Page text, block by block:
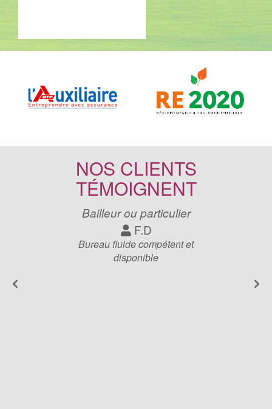
NOS CLIENTS
TÉMOIGNENT
Bailleur ou particulier
F.D
Bureau fluide compétent et
disponible